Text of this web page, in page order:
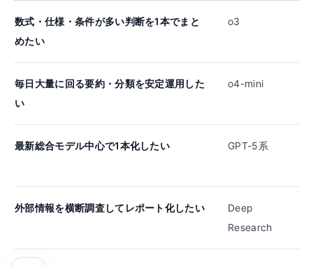
数式・仕様・条件が多い判断を1本でまと
めたい
o3
毎日大量に回る要約・分類を安定運用した
い
o4-mini
最新総合モデル中心で1本化したい GPT-5系
外部情報を横断調査してレポート化したい
Deep
Research